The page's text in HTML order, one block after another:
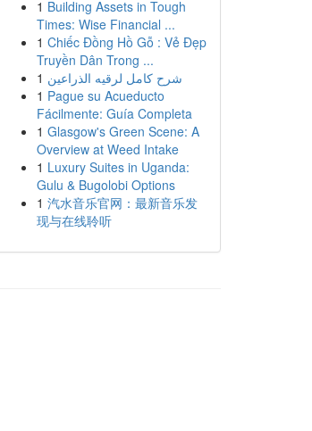
1 Building Assets in Tough
Times: Wise Financial ...
1 Chiếc Đồng Hồ Gỗ : Vẻ Đẹp
Truyền Dân Trong ...
1 شرح كامل لرقيه الذراعين
1 Pague su Acueducto
Fácilmente: Guía Completa
1 Glasgow's Green Scene: A
Overview at Weed Intake
1 Luxury Suites in Uganda:
Gulu & Bugolobi Options
1 汽水音乐官网：最新音乐发
现与在线聆听